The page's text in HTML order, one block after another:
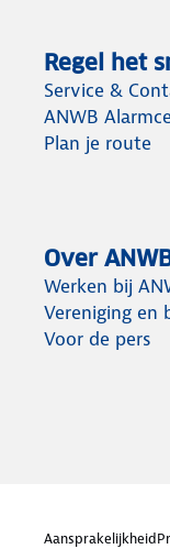
Regel het
Service &
ANWB
Plan je route
Over
Werken bij
Vereniging en
Voor de pers
Aansprakelijkheid